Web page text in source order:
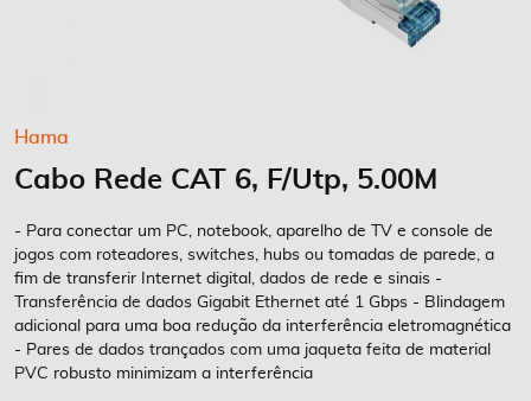
o
da
Galeria
de
imagens
Hama
Cabo Rede CAT 6, F/Utp, 5.00M
- Para conectar um PC, notebook, aparelho de TV e console de
jogos com roteadores, switches, hubs ou tomadas de parede, a
fim de transferir Internet digital, dados de rede e sinais -
Transferência de dados Gigabit Ethernet até 1 Gbps - Blindagem
adicional para uma boa redução da interferência eletromagnética
- Pares de dados trançados com uma jaqueta feita de material
PVC robusto minimizam a interferência